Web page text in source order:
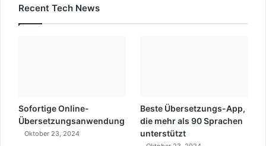
Recent Tech News
Sofortige Online-
Übersetzungsanwendung
Oktober 23, 2024
Beste Übersetzungs-App,
die mehr als 90 Sprachen
unterstützt